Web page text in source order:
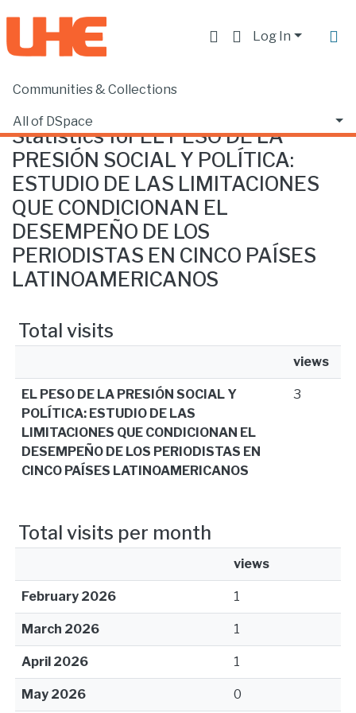
Log In
Communities & Collections
All of DSpace
Home Statistics
Statistics for EL PESO DE LA
PRESIÓN SOCIAL Y POLÍTICA:
ESTUDIO DE LAS LIMITACIONES
QUE CONDICIONAN EL
DESEMPEÑO DE LOS
PERIODISTAS EN CINCO PAÍSES
LATINOAMERICANOS
Total visits
views
EL PESO DE LA PRESIÓN SOCIAL Y
POLÍTICA: ESTUDIO DE LAS
LIMITACIONES QUE CONDICIONAN EL
DESEMPEÑO DE LOS PERIODISTAS EN
CINCO PAÍSES LATINOAMERICANOS
3
Total visits per month
views
February 2026 1
March 2026 1
April 2026 1
May 2026 0